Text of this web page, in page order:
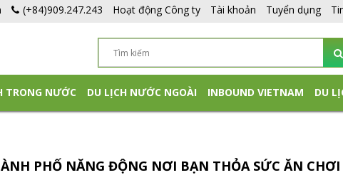
(+84)909.247.243 Hoạt động Công ty Tài khoản Tuyển dụng
TRONG NƯỚC DU LỊCH NƯỚC NGOÀI INBOUND VIETNAM DU
PHỐ NĂNG ĐỘNG NƠI BẠN THỎA SỨC ĂN